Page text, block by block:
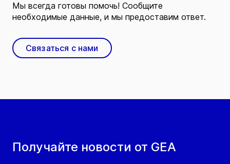
Получайте новости от GEA
Мы всегда готовы помочь! Сообщите
необходимые данные, и мы предоставим ответ.
Связаться с нами